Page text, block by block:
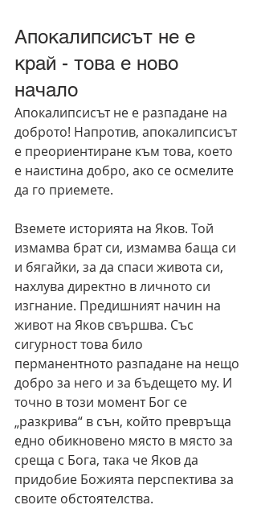
Апокалипсисът не е
край - това е ново
начало
Апокалипсисът не е разпадане на
доброто! Напротив, апокалипсисът
е преориентиране към това, което
е наистина добро, ако се осмелите
да го приемете.
Вземете историята на Яков. Той
измамва брат си, измамва баща си
и бягайки, за да спаси живота си,
нахлува директно в личното си
изгнание. Предишният начин на
живот на Яков свършва. Със
сигурност това било
перманентното разпадане на нещо
добро за него и за бъдещето му. И
точно в този момент Бог се
„разкрива“ в сън, който превръща
едно обикновено място в място за
среща с Бога, така че Яков да
придобие Божията перспектива за
своите обстоятелства.